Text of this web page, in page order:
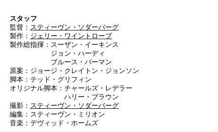
スタッフ
監督： スティーヴン・ソダーバーグ
製作： ジェリー・ワイントローブ
製作総指揮：スーザン・イーキンス
ジョン・ハーディ
ブルース・バーマン
原案：ジョージ・クレイトン・ジョンソン
脚本：テッド・グリフィン
オリジナル脚本：チャールズ・レデラー
ハリー・ブラウン
撮影： スティーヴン・ソダーバーグ
編集：スティーヴン・ミリオン
音楽：デヴィッド・ホームズ